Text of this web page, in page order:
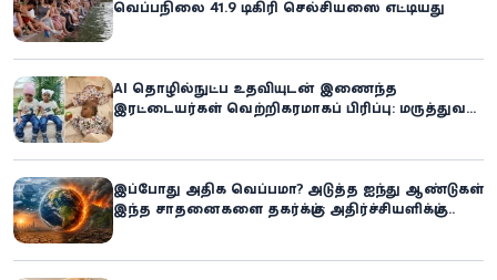
வெப்பநிலை 41.9 டிகிரி செல்சியஸை எட்டியது
AI தொழில்நுட்ப உதவியுடன் இணைந்த
இரட்டையர்கள் வெற்றிகரமாகப் பிரிப்பு: மருத்துவ
இப்போது அதிக வெப்பமா? அடுத்த ஐந்து ஆண்டுகள்
இந்த சாதனைகளை தகர்க்கும்: அதிர்ச்சியளிக்கும்